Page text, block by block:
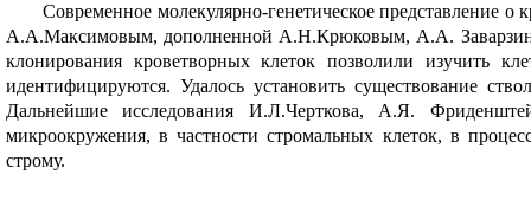
Современное молекулярно-генетическое представление о
А.А.Максимовым, дополненной А.Н.Крюковым, А.А.
клонирования кроветворных клеток позволили изучить
идентифи­цируются. Удалось установить существование
Дальнейшие исследования И.Л.Черткова, А.Я.
микроокружения, в частности стромальных клеток, в
строму.